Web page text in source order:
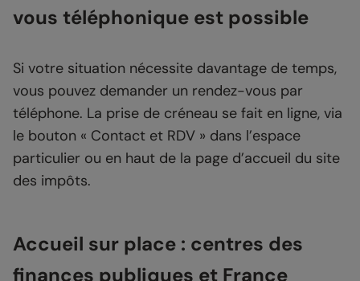
vous téléphonique est possible
Si votre situation nécessite davantage de temps,
vous pouvez demander un rendez-vous par
téléphone. La prise de créneau se fait en ligne, via
le bouton « Contact et RDV » dans l’espace
particulier ou en haut de la page d’accueil du site
des impôts.
Accueil sur place : centres des
finances publiques et France